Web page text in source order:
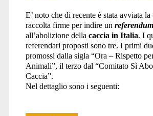
E’ noto che di recente è stata avviata la
raccolta firme per indire un referendum
all’abolizione della caccia in Italia. I
referendari proposti sono tre. I primi
promossi dalla sigla “Ora – Rispetto
Animali”, il terzo dal “Comitato Sì
Caccia”.
Nel dettaglio sono i seguenti: